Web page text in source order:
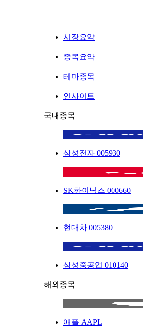
시장요약
종목요약
테마종목
인사이트
국내종목
삼성전자 005930
SK하이닉스 000660
현대차 005380
삼성중공업 010140
해외종목
애플 AAPL